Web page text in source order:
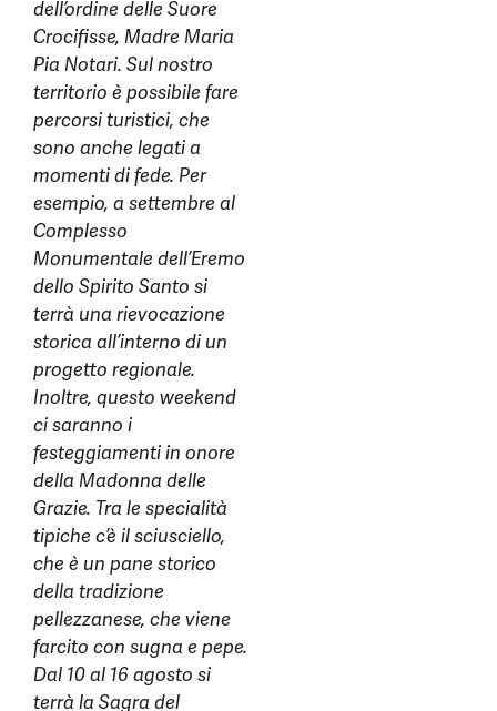
dell’ordine delle Suore
Crocifisse, Madre Maria
Pia Notari. Sul nostro
territorio è possibile fare
percorsi turistici, che
sono anche legati a
momenti di fede. Per
esempio, a settembre al
Complesso
Monumentale dell’Eremo
dello Spirito Santo si
terrà una rievocazione
storica all’interno di un
progetto regionale.
Inoltre, questo weekend
ci saranno i
festeggiamenti in onore
della Madonna delle
Grazie. Tra le specialità
tipiche c’è il sciusciello,
che è un pane storico
della tradizione
pellezzanese, che viene
farcito con sugna e pepe.
Dal 10 al 16 agosto si
terrà la Sagra del